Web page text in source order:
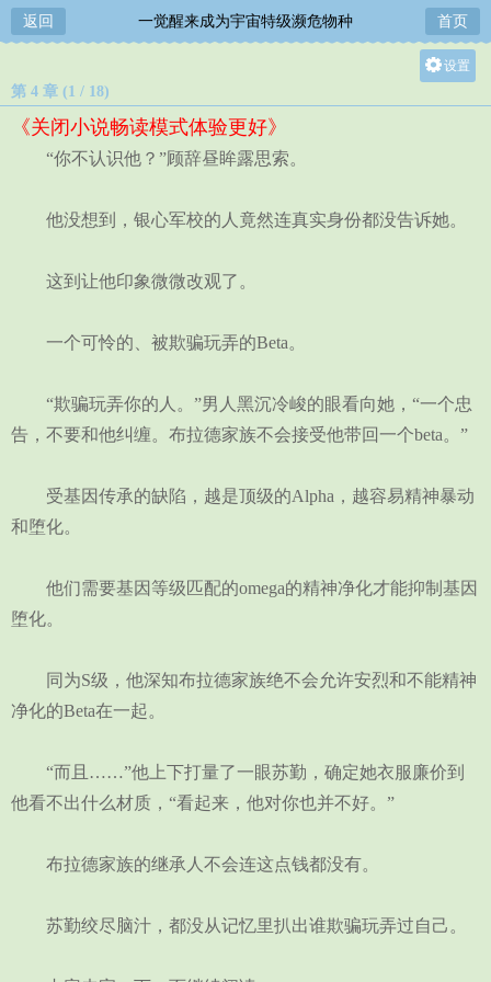
返回 一觉醒来成为宇宙特级濒危物种 首页
设置
第 4 章 (1 / 18)
《关闭小说畅读模式体验更好》
“你不认识他？”顾辞昼眸露思索。
他没想到，银心军校的人竟然连真实身份都没告诉她。
这到让他印象微微改观了。
一个可怜的、被欺骗玩弄的Beta。
“欺骗玩弄你的人。”男人黑沉冷峻的眼看向她，“一个忠
告，不要和他纠缠。布拉德家族不会接受他带回一个beta。”
受基因传承的缺陷，越是顶级的Alpha，越容易精神暴动
和堕化。
他们需要基因等级匹配的omega的精神净化才能抑制基因
堕化。
同为S级，他深知布拉德家族绝不会允许安烈和不能精神
净化的Beta在一起。
“而且……”他上下打量了一眼苏勤，确定她衣服廉价到
他看不出什么材质，“看起来，他对你也并不好。”
布拉德家族的继承人不会连这点钱都没有。
苏勤绞尽脑汁，都没从记忆里扒出谁欺骗玩弄过自己。